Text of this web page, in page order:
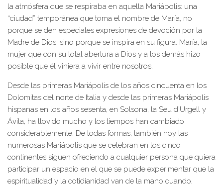
la atmósfera que se respiraba en aquella Mariápolis: una
“ciudad” temporánea que toma el nombre de María, no
porque se den especiales expresiones de devoción por la
Madre de Dios, sino porque se inspira en su figura. María, la
mujer que con su total abertura a Dios y a los demás hizo
posible que él viniera a vivir entre nosotros.
Desde las primeras Mariápolis de los años cincuenta en los
Dolomitas del norte de Italia y desde las primeras Mariápolis
hispanas en los años sesenta, en Solsona, la Seu d’Urgell y
Ávila, ha llovido mucho y los tiempos han cambiado
considerablemente. De todas formas, también hoy las
numerosas Mariápolis que se celebran en los cinco
continentes siguen ofreciendo a cualquier persona que quiera
participar un espacio en el que se puede experimentar que la
espiritualidad y la cotidianidad van de la mano cuando,